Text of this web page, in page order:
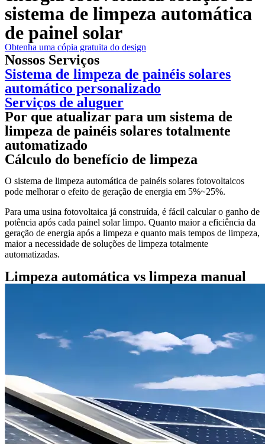
sistema de limpeza automática
de painel solar
Obtenha uma cópia gratuita do design
Nossos Serviços
Sistema de limpeza de painéis solares
automático personalizado
Serviços de aluguer
Por que atualizar para um sistema de
limpeza de painéis solares totalmente
automatizado
Cálculo do benefício de limpeza
O sistema de limpeza automática de painéis solares fotovoltaicos
pode melhorar o efeito de geração de energia em 5%~25%.
Para uma usina fotovoltaica já construída, é fácil calcular o ganho de
potência após cada painel solar limpo. Quanto maior a eficiência da
geração de energia após a limpeza e quanto mais tempos de limpeza,
maior a necessidade de soluções de limpeza totalmente
automatizadas.
Limpeza automática vs limpeza manual